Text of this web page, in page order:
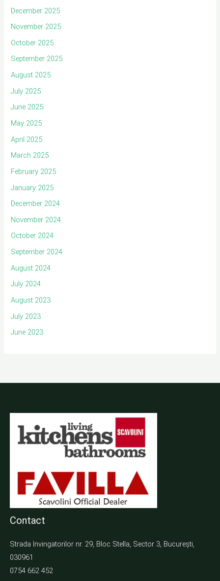
December 2025
November 2025
October 2025
September 2025
August 2025
July 2025
June 2025
May 2025
April 2025
March 2025
February 2025
January 2025
December 2024
November 2024
October 2024
September 2024
August 2024
July 2024
August 2023
July 2023
June 2023
Contact
Strada Invingatorilor nr. 29, Bloc Stella, Sector 3, București,
030961
0754 662 452